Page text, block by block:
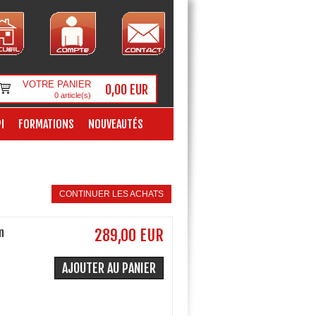
VOTRE PANIER
0article(s) 0,00 EUR
FORMATIONS NOUVEAUTÉS
CONTINUER LES ACHATS
289,00 EUR
AJOUTER AU PANIER